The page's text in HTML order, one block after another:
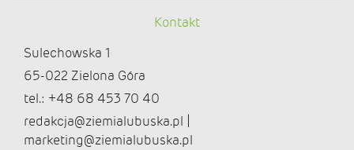
Kontakt
Sulechowska 1
65-022 Zielona Góra
tel.: +48 68 453 70 40
redakcja@ziemialubuska.pl |
marketing@ziemialubuska.pl